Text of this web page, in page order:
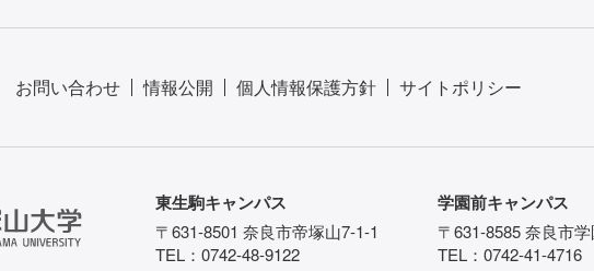
お問い合わせ 情報公開 個人情報保護方針 サイトポリシー
東生駒キャンパス
〒631-8501 奈良市帝塚山7-1-1
TEL：0742-48-9122
学園前キャンパス
〒631-8585 奈良市
TEL：0742-41-4716